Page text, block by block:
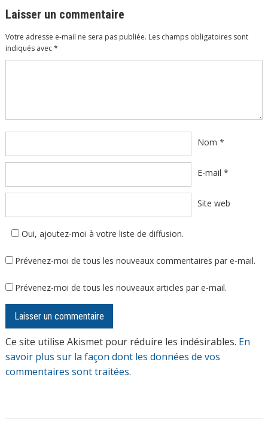
Laisser un commentaire
Votre adresse e-mail ne sera pas publiée. Les champs obligatoires sont
indiqués avec*
Nom *
E-mail *
Site web
Oui, ajoutez-moi à votre liste de diffusion.
Prévenez-moi de tous les nouveaux commentaires par e-mail.
Prévenez-moi de tous les nouveaux articles par e-mail.
Ce site utilise Akismet pour réduire les indésirables. En
savoir plus sur la façon dont les données de vos
commentaires sont traitées.